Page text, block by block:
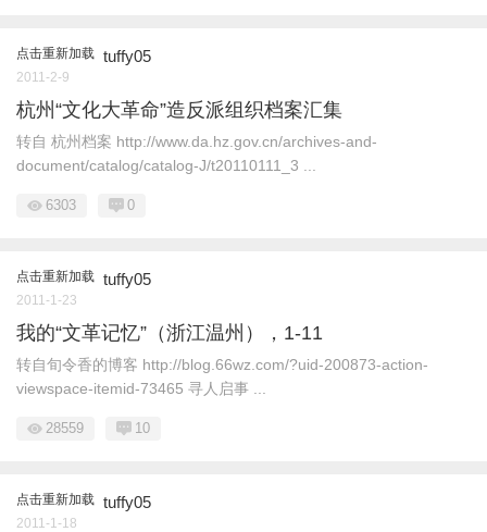
点击重新加载 tuffy05
2011-2-9
杭州“文化大革命”造反派组织档案汇集
转自 杭州档案 http://www.da.hz.gov.cn/archives-and-
document/catalog/catalog-J/t20110111_3 ...
6303 0
点击重新加载 tuffy05
2011-1-23
我的“文革记忆”（浙江温州），1-11
转自旬令香的博客 http://blog.66wz.com/?uid-200873-action-
viewspace-itemid-73465 寻人启事 ...
28559 10
点击重新加载 tuffy05
2011-1-18